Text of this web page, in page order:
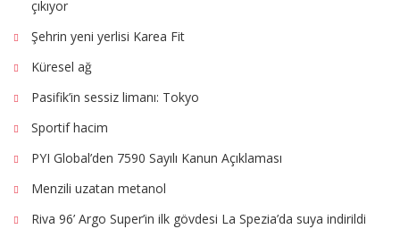
çıkıyor
Şehrin yeni yerlisi Karea Fit
Küresel ağ
Pasifik’in sessiz limanı: Tokyo
Sportif hacim
PYI Global’den 7590 Sayılı Kanun Açıklaması
Menzili uzatan metanol
Riva 96’ Argo Super’in ilk gövdesi La Spezia’da suya indirildi